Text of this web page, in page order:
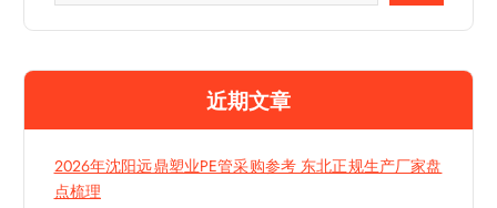
近期文章
2026年沈阳远鼎塑业PE管采购参考 东北正规生产厂家盘
点梳理